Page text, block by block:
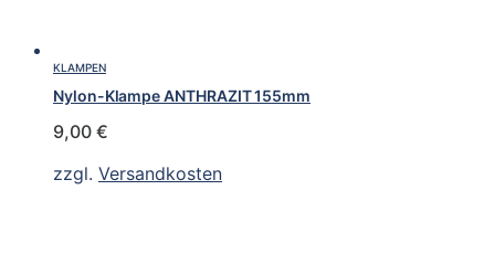
KLAMPEN
Nylon-Klampe ANTHRAZIT 155mm
9,00 €
zzgl. Versandkosten